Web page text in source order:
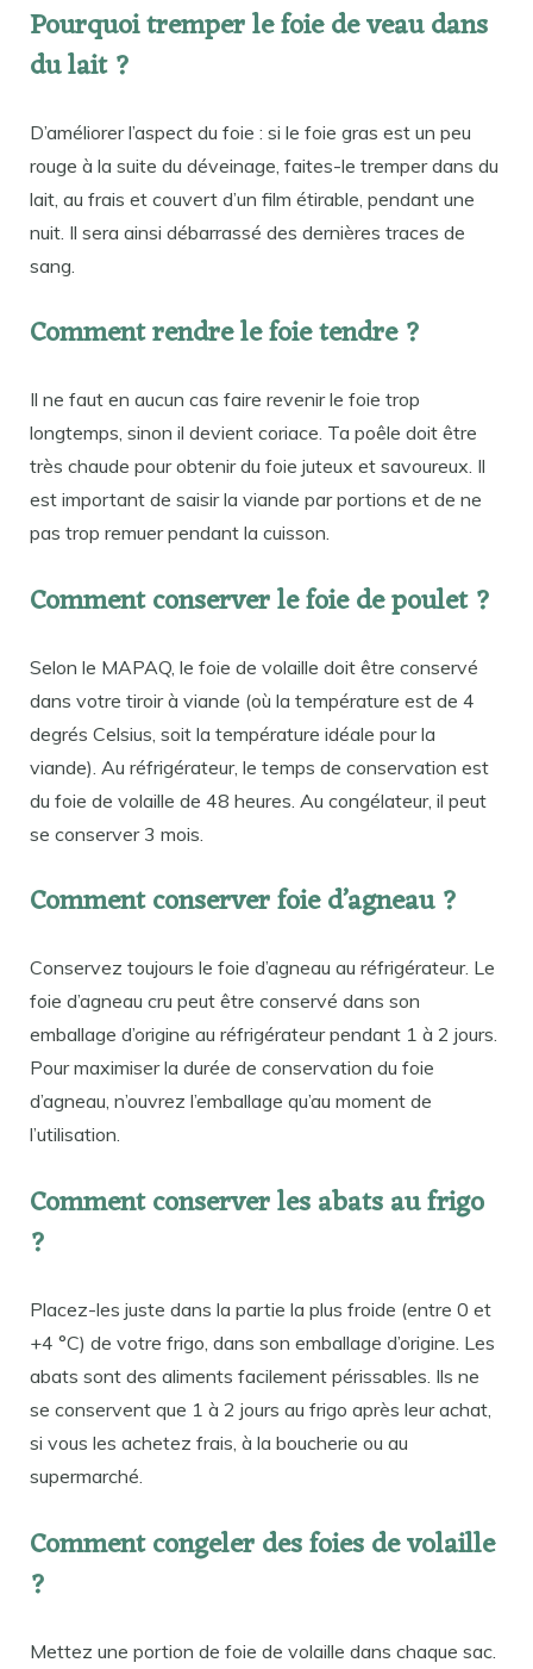
Pourquoi tremper le foie de veau dans
du lait ?
D’améliorer l’aspect du foie : si le foie gras est un peu
rouge à la suite du déveinage, faites-le tremper dans du
lait, au frais et couvert d’un film étirable, pendant une
nuit. Il sera ainsi débarrassé des dernières traces de
sang.
Comment rendre le foie tendre ?
Il ne faut en aucun cas faire revenir le foie trop
longtemps, sinon il devient coriace. Ta poêle doit être
très chaude pour obtenir du foie juteux et savoureux. Il
est important de saisir la viande par portions et de ne
pas trop remuer pendant la cuisson.
Comment conserver le foie de poulet ?
Selon le MAPAQ, le foie de volaille doit être conservé
dans votre tiroir à viande (où la température est de 4
degrés Celsius, soit la température idéale pour la
viande). Au réfrigérateur, le temps de conservation est
du foie de volaille de 48 heures. Au congélateur, il peut
se conserver 3 mois.
Comment conserver foie d’agneau ?
Conservez toujours le foie d’agneau au réfrigérateur. Le
foie d’agneau cru peut être conservé dans son
emballage d’origine au réfrigérateur pendant 1 à 2 jours.
Pour maximiser la durée de conservation du foie
d’agneau, n’ouvrez l’emballage qu’au moment de
l’utilisation.
Comment conserver les abats au frigo
?
Placez-les juste dans la partie la plus froide (entre 0 et
+4 °C) de votre frigo, dans son emballage d’origine. Les
abats sont des aliments facilement périssables. Ils ne
se conservent que 1 à 2 jours au frigo après leur achat,
si vous les achetez frais, à la boucherie ou au
supermarché.
Comment congeler des foies de volaille
?
Mettez une portion de foie de volaille dans chaque sac.